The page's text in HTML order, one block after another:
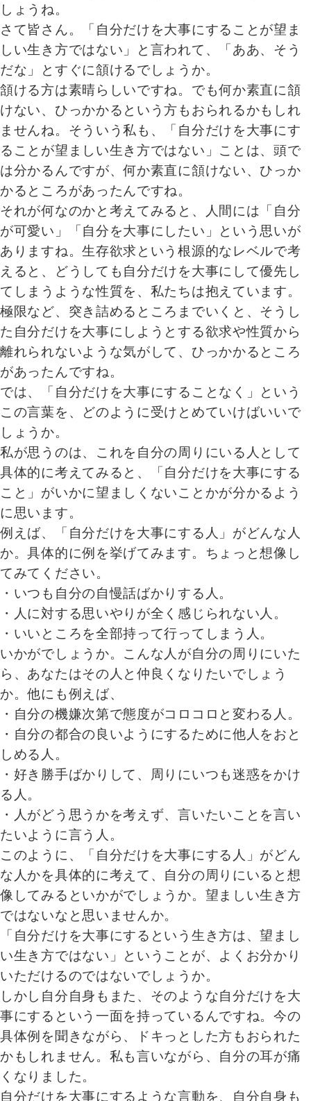
しょうね。
さて皆さん。「自分だけを大事にすることが望ま
しい生き方ではない」と言われて、「ああ、そう
だな」とすぐに頷けるでしょうか。
頷ける方は素晴らしいですね。でも何か素直に頷
けない、ひっかかるという方もおられるかもしれ
ませんね。そういう私も、「自分だけを大事にす
ることが望ましい生き方ではない」ことは、頭で
は分かるんですが、何か素直に頷けない、ひっか
かるところがあったんですね。
それが何なのかと考えてみると、人間には「自分
が可愛い」「自分を大事にしたい」という思いが
ありますね。生存欲求という根源的なレベルで考
えると、どうしても自分だけを大事にして優先し
てしまうような性質を、私たちは抱えています。
極限など、突き詰めるところまでいくと、そうし
た自分だけを大事にしようとする欲求や性質から
離れられないような気がして、ひっかかるところ
があったんですね。
では、「自分だけを大事にすることなく」という
この言葉を、どのように受けとめていけばいいで
しょうか。
私が思うのは、これを自分の周りにいる人として
具体的に考えてみると、「自分だけを大事にする
こと」がいかに望ましくないことかが分かるよう
に思います。
例えば、「自分だけを大事にする人」がどんな人
か。具体的に例を挙げてみます。ちょっと想像し
てみてください。
・いつも自分の自慢話ばかりする人。
・人に対する思いやりが全く感じられない人。
・いいところを全部持って行ってしまう人。
いかがでしょうか。こんな人が自分の周りにいた
ら、あなたはその人と仲良くなりたいでしょう
か。他にも例えば、
・自分の機嫌次第で態度がコロコロと変わる人。
・自分の都合の良いようにするために他人をおと
しめる人。
・好き勝手ばかりして、周りにいつも迷惑をかけ
る人。
・人がどう思うかを考えず、言いたいことを言い
たいように言う人。
このように、「自分だけを大事にする人」がどん
な人かを具体的に考えて、自分の周りにいると想
像してみるといかがでしょうか。望ましい生き方
ではないなと思いませんか。
「自分だけを大事にするという生き方は、望まし
い生き方ではない」ということが、よくお分かり
いただけるのではないでしょうか。
しかし自分自身もまた、そのような自分だけを大
事にするという一面を持っているんですね。今の
具体例を聞きながら、ドキっとした方もおられた
かもしれません。私も言いながら、自分の耳が痛
くなりました。
自分だけを大事にするような言動を、自分自身も